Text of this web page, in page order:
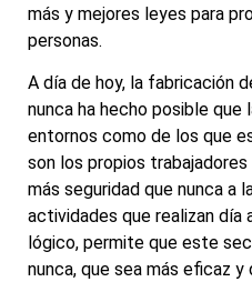
más y mejores leyes para
personas.
A día de hoy, la fabricación
nunca ha hecho posible que
entornos como de los que
son los propios
más seguridad que nunca a
actividades que realizan día
lógico, permite que este
nunca, que sea más eficaz y